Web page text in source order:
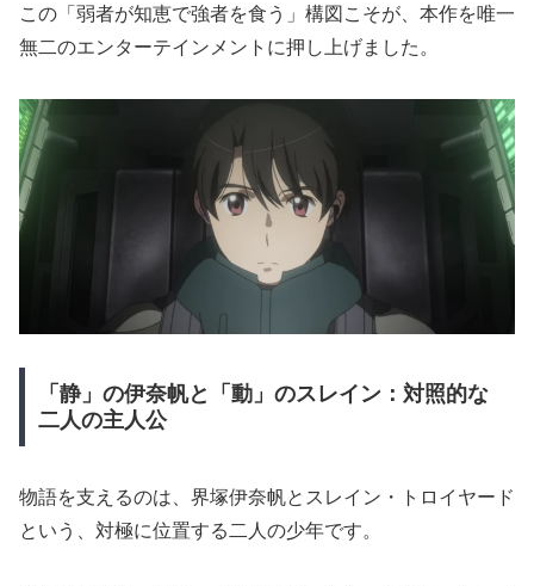
この「弱者が知恵で強者を食う」構図こそが、本作を唯一
無二のエンターテインメントに押し上げました。
「静」の伊奈帆と「動」のスレイン：対照的な
二人の主人公
物語を支えるのは、界塚伊奈帆とスレイン・トロイヤード
という、対極に位置する二人の少年です。